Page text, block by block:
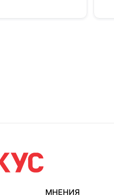
МНЕНИЯ